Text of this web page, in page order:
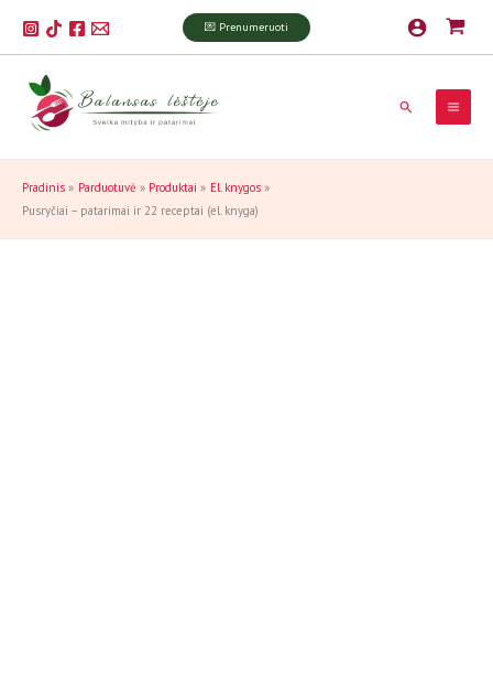
prie
turinio
💌 Prenumeruoti
Paieška
Pradinis Parduotuvė Produktai
El. knygos
Pusryčiai – patarimai ir 22 receptai (el. knyga)
kiekis:
Pusryčiai
-
patarimai
ir
(el.
knyga)